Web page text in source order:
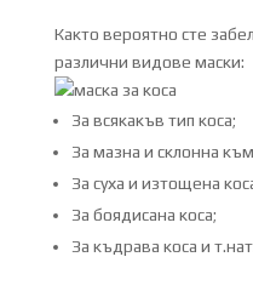
Както вероятно сте
различни видове маски:
За всякакъв тип коса;
За мазна и склонна
За суха и изтощена
За боядисана коса;
За къдрава коса и